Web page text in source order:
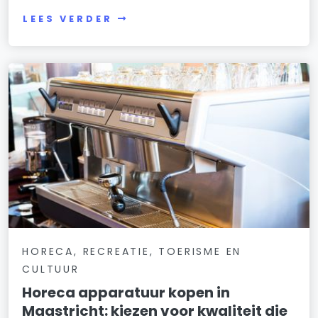
LEES VERDER
HORECA, RECREATIE, TOERISME EN
CULTUUR
Horeca apparatuur kopen in
Maastricht: kiezen voor kwaliteit die